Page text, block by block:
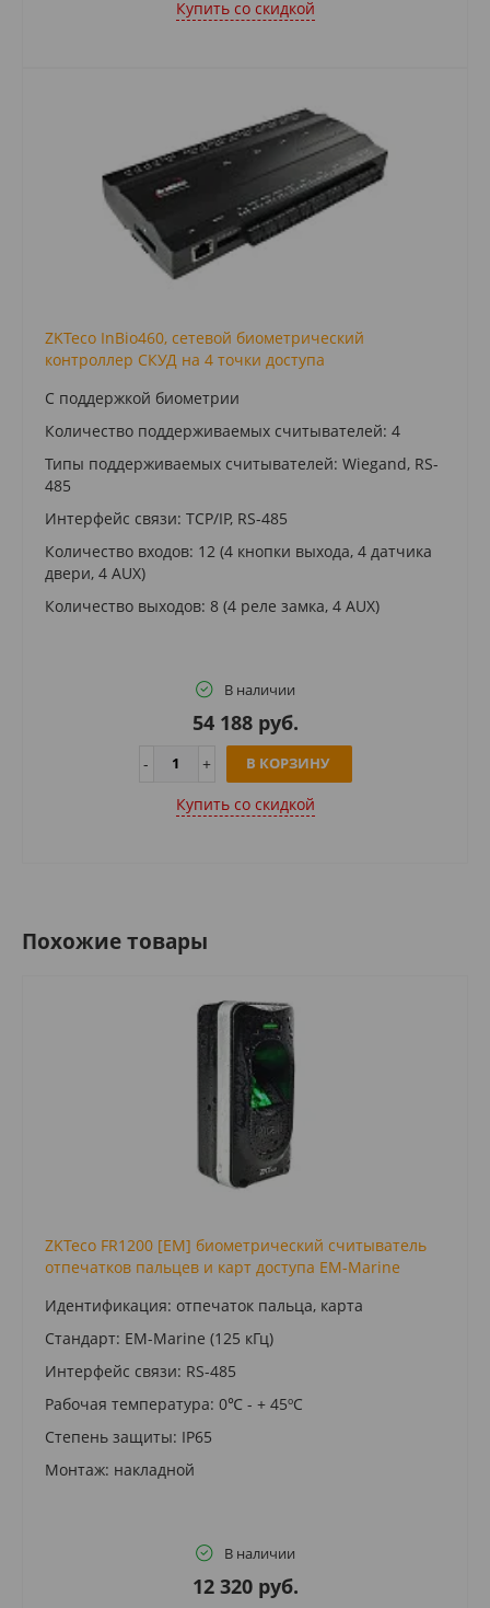
Купить cо скидкой
ZKTeco InBio460, сетевой биометрический
контроллер СКУД на 4 точки доступа
С поддержкой биометрии
Количество поддерживаемых считывателей: 4
Типы поддерживаемых считывателей: Wiegand, RS-
485
Интерфейс связи: TCP/IP, RS-485
Количество входов: 12 (4 кнопки выхода, 4 датчика
двери, 4 AUX)
Количество выходов: 8 (4 реле замка, 4 AUX)
В наличии
54 188 руб.
В КОРЗИНУ
Купить cо скидкой
Похожие товары
ZKTeco FR1200 [EM] биометрический считыватель
отпечатков пальцев и карт доступа EM-Marine
Идентификация: отпечаток пальца, карта
Стандарт: EM-Marine (125 кГц)
Интерфейс связи: RS-485
Рабочая температура: 0℃ - + 45ºC
Степень защиты: IP65
Монтаж: накладной
В наличии
12 320 руб.